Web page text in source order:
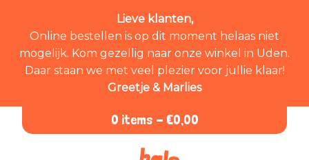
Lieve klanten,
Online bestellen is op dit moment helaas niet
mogelijk. Kom gezellig naar onze winkel in Uden.
Daar staan we met veel plezier voor jullie klaar!
Greetje & Marlies
0 items - €0,00